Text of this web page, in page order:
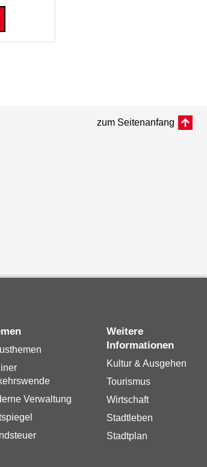
zum Seitenanfang
Verwaltung
Weitere
Informationen
Kultur & Ausgehen
Tourismus
Wirtschaft
Stadtleben
Stadtplan